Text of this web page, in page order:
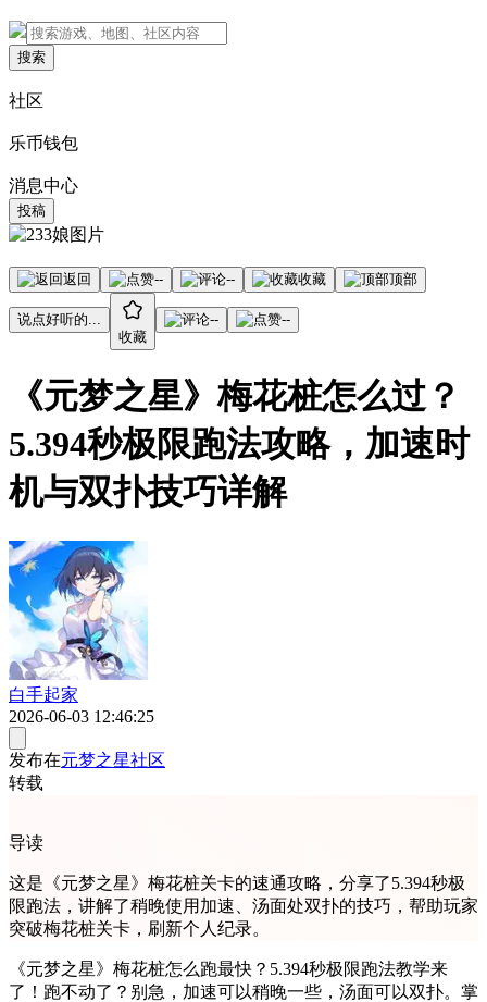
搜索
社区
乐币钱包
消息中心
投稿
返回 -- -- 收藏 顶部
说点好听的...
收藏
-- --
《元梦之星》梅花桩怎么过？
5.394秒极限跑法攻略，加速时
机与双扑技巧详解
白手起家
2026-06-03 12:46:25
发布在元梦之星社区
转载
导读
这是《元梦之星》梅花桩关卡的速通攻略，分享了5.394秒极
限跑法，讲解了稍晚使用加速、汤面处双扑的技巧，帮助玩家
突破梅花桩关卡，刷新个人纪录。
《元梦之星》梅花桩怎么跑最快？5.394秒极限跑法教学来
了！跑不动了？别急，加速可以稍晚一些，汤面可以双扑。掌